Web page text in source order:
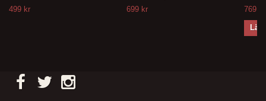
499 kr 699 kr 769 kr